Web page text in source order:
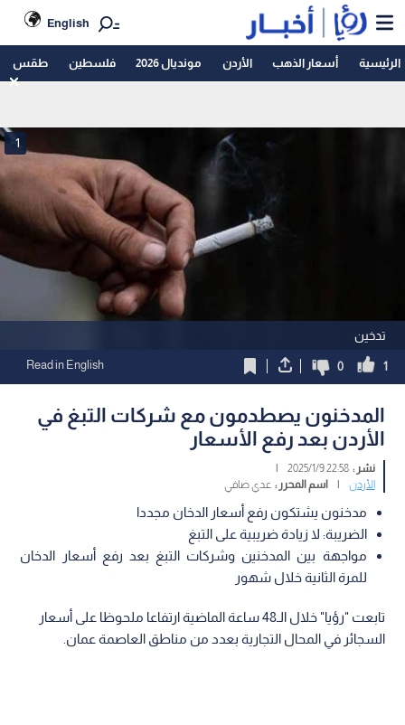
English
الرئيسية أسعار الذهب الأردن مونديال 2026 فلسطين طقس
تدخين
1
1
0
Read in English
المدخنون يصطدمون مع شركات التبغ في
الأردن بعد رفع الأسعار
نشر :22:58 2025/1/9
|
الأردن
| اسم المحرر : عدي صافي
مدخنون يشتكون رفع أسعار الدخان مجددا
الضريبة: لا زيادة ضريبية على التبغ
مواجهة بين المدخنين وشركات التبغ بعد رفع أسعار الدخان
للمرة الثانية خلال شهور
تابعت "رؤيا" خلال الـ48 ساعة الماضية ارتفاعا ملحوظا على أسعار
السجائر في المحال التجارية بعدد من مناطق العاصمة عمان.